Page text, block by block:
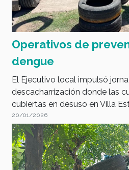
Operativos de
dengue
El Ejecutivo local impulsó
descacharrización donde las
cubiertas en desuso en Villa
20/01/2026